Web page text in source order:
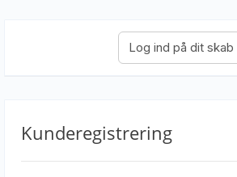
Kunderegistrering